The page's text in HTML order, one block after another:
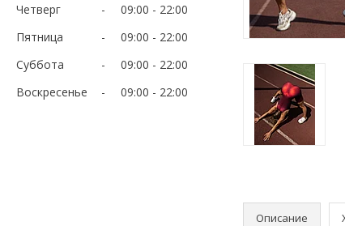
Четверг
09:00
22:00
Пятница
09:00
22:00
Суббота
09:00
22:00
Воскресенье
09:00 22:00
Описание